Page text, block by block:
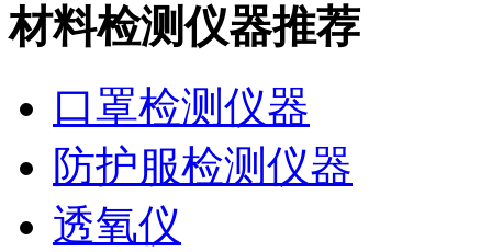
材料检测仪器推荐
口罩检测仪器
防护服检测仪器
透氧仪